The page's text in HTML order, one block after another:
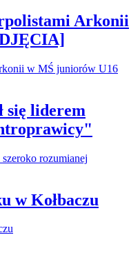
Arkonii
się liderem
w Kołbaczu